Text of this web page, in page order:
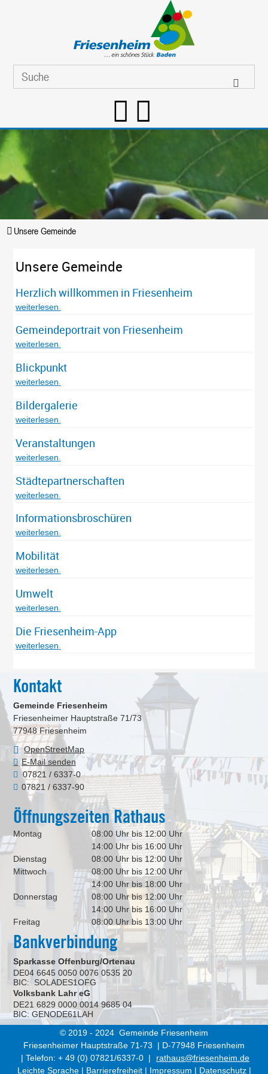
Unsere Gemeinde
Unsere Gemeinde
Herzlich willkommen in Friesenheim
weiterlesen
Gemeindeportrait von Friesenheim
weiterlesen
Blickpunkt
weiterlesen
Bildergalerie
weiterlesen
Veranstaltungen
weiterlesen
Städtepartnerschaften
weiterlesen
Informationsbroschüren
weiterlesen
Mobilität
weiterlesen
Umwelt
weiterlesen
Die Friesenheim-App
weiterlesen
Kontakt
Gemeinde Friesenheim
Friesenheimer Hauptstraße 71/73
77948 Friesenheim
OpenStreetMap
E-Mail senden
07821 / 6337-0
07821 / 6337-90
Öffnungszeiten Rathaus
Montag
08:00 Uhr bis 12:00 Uhr
14:00 Uhr bis 16:00 Uhr
Dienstag
08:00 Uhr bis 12:00 Uhr
Mittwoch
08:00 Uhr bis 12:00 Uhr
14:00 Uhr bis 18:00 Uhr
Donnerstag
08:00 Uhr bis 12:00 Uhr
14:00 Uhr bis 16:00 Uhr
Freitag
08:00 Uhr bis 13:00 Uhr
Bankverbindung
Sparkasse Offenburg/Ortenau
DE04 6645 0050 0076 0535 20
BIC: SOLADES1OFG
Volksbank Lahr eG
DE21 6829 0000 0014 9685 04
BIC: GENODE61LAH
© 2019 - 2024 Gemeinde Friesenheim
Friesenheimer Hauptstraße 71-73 | D-77948 Friesenheim
| Telefon: + 49 (0) 07821/6337-0 |
rathaus@friesenheim.de
Leichte Sprache| Barrierefreiheit| Impressum | Datenschutz|